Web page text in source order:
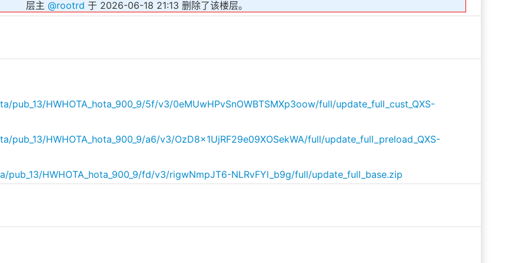
层主 @rootrd 于 2026-06-18 21:13 删除了该楼层。
HWHOTA_hota_900_9/5f/v3/0eMUwHPvSnOWBTSMXp3oow/full/update_full_cust_QXS-
HWHOTA_hota_900_9/a6/v3/OzD8x1UjRF29e09XOSekWA/full/update_full_preload_QXS-
HWHOTA_hota_900_9/fd/v3/rigwNmpJT6-NLRvFYl_b9g/full/update_full_base.zip